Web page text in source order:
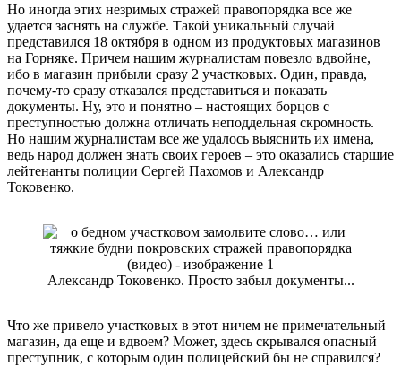
Но иногда этих незримых стражей правопорядка все же
удается заснять на службе. Такой уникальный случай
представился 18 октября в одном из продуктовых магазинов
на Горняке. Причем нашим журналистам повезло вдвойне,
ибо в магазин прибыли сразу 2 участковых. Один, правда,
почему-то сразу отказался представиться и показать
документы. Ну, это и понятно – настоящих борцов с
преступностью должна отличать неподдельная скромность.
Но нашим журналистам все же удалось выяснить их имена,
ведь народ должен знать своих героев – это оказались старшие
лейтенанты полиции Сергей Пахомов и Александр
Токовенко.
Александр Токовенко. Просто забыл документы...
Что же привело участковых в этот ничем не примечательный
магазин, да еще и вдвоем? Может, здесь скрывался опасный
преступник, с которым один полицейский бы не справился?